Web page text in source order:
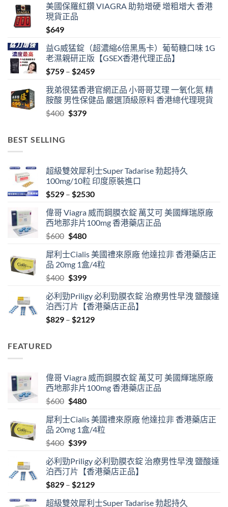
$489
美國保羅紅鑽 VIAGRA 助勃增硬 增粗增大 香港
現貨正品
$649
益G威猛錠（超濃縮6倍黑馬卡）葡萄糖口味 1G
老濕親研正版【GSEX香港代理正品】
$759 – $2459Price
$759
through
我弟很猛香港官網正品 小哥哥艾理 一氧化氮 精
胺酸 男性保健品 嚴選頂級原料 香港總代理現貨
$400 Original
$379Current
BEST SELLING
超級雙效犀利士Super Tadarise 勃起持久
100mg/10粒 印度原裝進口
$529 – $2530Price
$529
through
偉哥 Viagra 威而鋼膜衣錠 萬艾可 美國輝瑞原廠
西地那非片100mg 香港藥店正品
$600 Original
was:
$600.
$480Current
is:
$480.
犀利士Cialis 美國禮來原廠 他達拉非 香港藥店正
品 20mg 1盒/4粒
$400 Original
was:
$400.
$399Current
is:
$399.
必利勁Priligy 必利勁膜衣錠 治療男性早洩 鹽酸達
泊西汀片【香港藥店正品】
$829 – $2129Price
FEATURED
偉哥 Viagra 威而鋼膜衣錠 萬艾可 美國輝瑞原廠
西地那非片100mg 香港藥店正品
$600 Original
was:
$600.
$480Current
is:
$480.
犀利士Cialis 美國禮來原廠 他達拉非 香港藥店正
品 20mg 1盒/4粒
$400 Original
was:
$400.
$399Current
is:
$399.
必利勁Priligy 必利勁膜衣錠 治療男性早洩 鹽酸達
泊西汀片【香港藥店正品】
$829 – $2129Price
$829
超級雙效犀利士Super Tadarise 勃起持久